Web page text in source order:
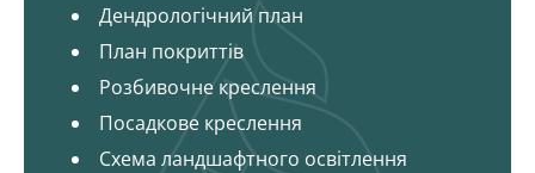
Дендрологічний план
План покриттів
Розбивочне креслення
Посадкове креслення
Схема ландшафтного освітлення